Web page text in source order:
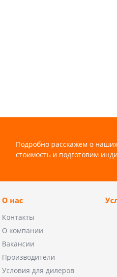
Подробно расскажем о
стоимость и подготовим
О нас
Контакты
О компании
Вакансии
Производители
Условия для дилеров